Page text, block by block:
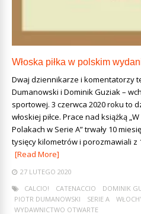
Włoska piłka w polskim
Dwaj dziennikarze i komentatorzy
Dumanowski i Dominik Guziak –
sportowej. 3 czerwca 2020 roku to
włoskiej piłce. Prace nad książką
Polakach w Serie A” trwały 10
tysięcy kilometrów i porozmawiali z
[Read More]
27 LUTEGO 2020
CALCIO!
CATENACCIO DOMINIK
PIOTR DUMANOWSKI
SERIE A
WYDAWNICTWO OTWARTE